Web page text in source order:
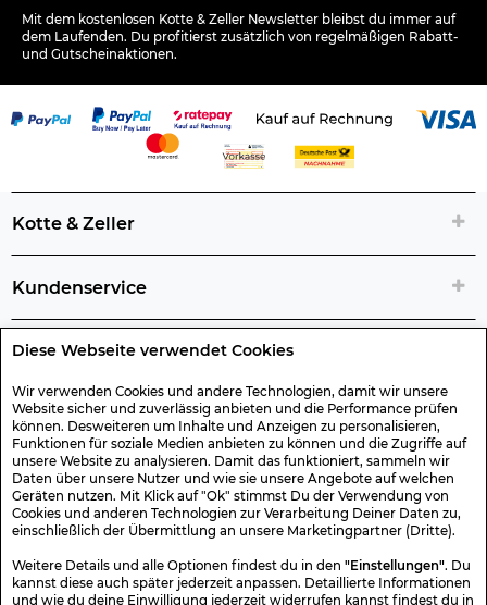
Diese Webseite verwendet Cookies
Wir verwenden Cookies und andere Technologien, damit wir unsere
Website sicher und zuverlässig anbieten und die Performance prüfen
können. Desweiteren um Inhalte und Anzeigen zu personalisieren,
Funktionen für soziale Medien anbieten zu können und die Zugriffe auf
unsere Website zu analysieren. Damit das funktioniert, sammeln wir
Daten über unsere Nutzer und wie sie unsere Angebote auf welchen
Geräten nutzen. Mit Klick auf "Ok" stimmst Du der Verwendung von
Cookies und anderen Technologien zur Verarbeitung Deiner Daten zu,
einschließlich der Übermittlung an unsere Marketingpartner (Dritte).
Weitere Details und alle Optionen findest du in den "Einstellungen". Du
kannst diese auch später jederzeit anpassen. Detaillierte Informationen
und wie du deine Einwilligung jederzeit widerrufen kannst findest du in
Mit dem kostenlosen Kotte & Zeller Newsletter bleibst du immer auf
dem Laufenden. Du profitierst zusätzlich von regelmäßigen Rabatt-
und Gutscheinaktionen.
Kotte & Zeller
Kundenservice
Rechtliche Artikelinfos
Geschenk-Gutscheine
Versand & Rücksendung